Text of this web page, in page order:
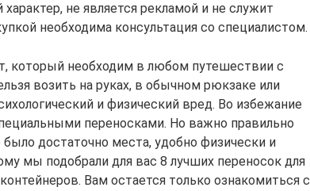
не является рекламой и не служит
необходима консультация со специалистом.
который необходим в любом путешествии с
возить на руках, в обычном рюкзаке или
и физический вред. Во избежание
переносками. Но важно правильно
достаточно места, удобно физически и
мы подобрали для вас 8 лучших переносок для
Вам остается только ознакомиться с